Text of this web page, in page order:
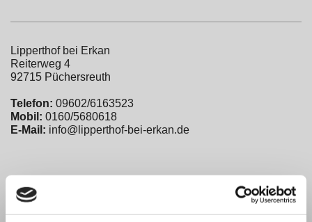
Lipperthof bei Erkan
Reiterweg 4
92715 Püchersreuth
Telefon: 09602/6163523
Mobil: 0160/5680618
E-Mail: info@lipperthof-bei-erkan.de
Name:*